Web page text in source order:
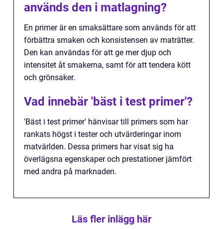
används den i matlagning?
En primer är en smaksättare som används för att
förbättra smaken och konsistensen av maträtter.
Den kan användas för att ge mer djup och
intensitet åt smakerna, samt för att tendera kött
och grönsaker.
Vad innebär 'bäst i test primer'?
'Bäst i test primer' hänvisar till primers som har
rankats högst i tester och utvärderingar inom
matvärlden. Dessa primers har visat sig ha
överlägsna egenskaper och prestationer jämfört
med andra på marknaden.
Läs fler inlägg här